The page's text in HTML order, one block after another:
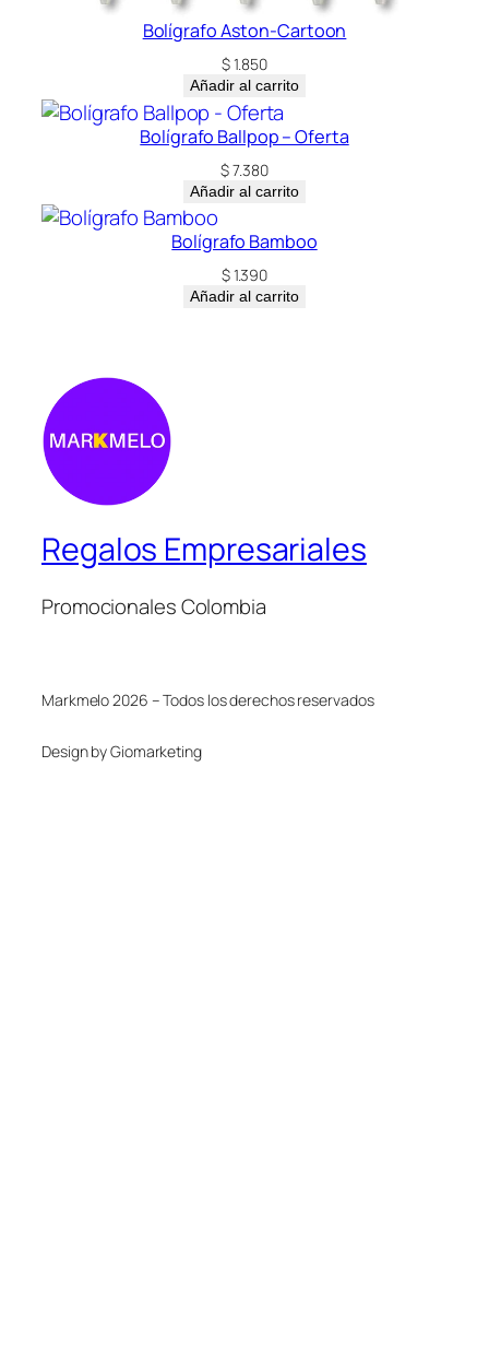
Bolígrafo Aston-Cartoon
$1.850
Añadir al carrito
Bolígrafo Ballpop – Oferta
$7.380
Añadir al carrito
Bolígrafo Bamboo
$1.390
Añadir al carrito
Regalos Empresariales
Promocionales Colombia
Markmelo 2026 – Todos los derechos reservados
Design by Giomarketing